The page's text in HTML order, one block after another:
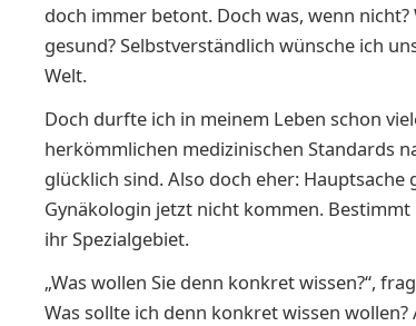
doch immer betont. Doch was, wenn nicht?
gesund? Selbstverständlich wün­sche ich
Welt.
Doch durf­te ich in mei­nem Le­ben schon
herkömmlichen medizinischen Standards
glück­lich sind. Also doch eher:
Gynäkologin jetzt nicht kommen.
ihr Spezialgebiet.
„Was wollen Sie denn konkret wissen?“,
Was sollte ich denn konkret wissen